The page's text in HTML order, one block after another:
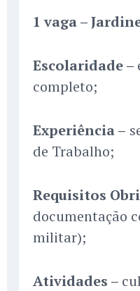
1 vaga –
Escolaridade –
completo;
Experiência –
de Trabalho;
Requisitos
documentação
militar);
Atividades –